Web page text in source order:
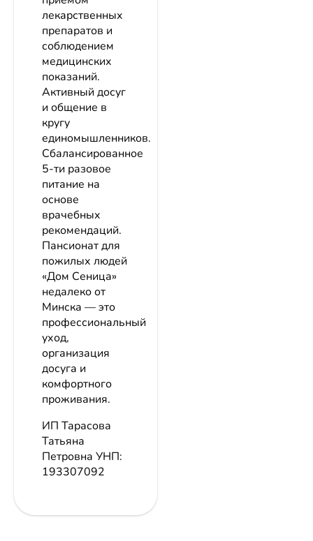
лекарственных
препаратов и
соблюдением
медицинских
показаний.
Активный досуг
и общение в
кругу
единомышленников.
Сбалансированное
5-ти разовое
питание на
основе
врачебных
рекомендаций.
Пансионат для
пожилых людей
«Дом Сеница»
недалеко от
Минска — это
профессиональный
уход,
организация
досуга и
комфортного
проживания.
ИП Тарасова
Татьяна
Петровна УНП:
193307092